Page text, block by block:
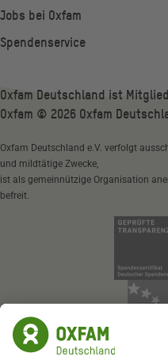
Jobs bei Oxfam
Spendenservice
Oxfam Deutschland ist
Oxfam © 2026 Oxfam
Oxfam Deutschland e.V. verfolgt
und mildtätige Zwecke,
ist als gemeinnützige Organisation
befreit.